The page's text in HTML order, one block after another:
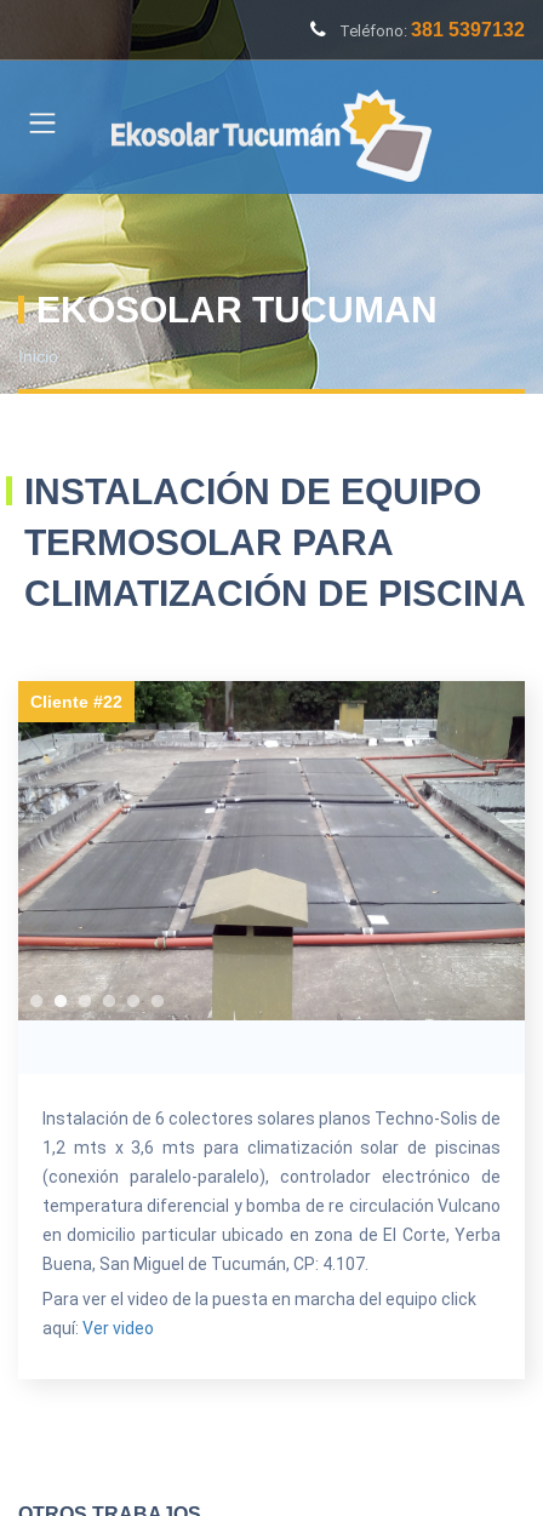
Teléfono: 381 5397132
EKOSOLAR TUCUMAN
Inicio
INSTALACIÓN DE EQUIPO
TERMOSOLAR PARA
CLIMATIZACIÓN DE PISCINA
Cliente #22
Instalación de 6 colectores solares planos Techno-Solis de
1,2 mts x 3,6 mts para climatización solar de piscinas
(conexión paralelo-paralelo), controlador electrónico de
temperatura diferencial y bomba de re circulación Vulcano
en domicilio particular ubicado en zona de El Corte, Yerba
Buena, San Miguel de Tucumán, CP: 4.107.
Para ver el video de la puesta en marcha del equipo click
aquí: Ver video